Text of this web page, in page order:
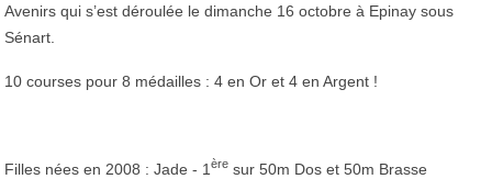
Avenirs qui s’est déroulée le dimanche 16 octobre à Epinay sous
Sénart.
10 courses pour 8 médailles : 4 en Or et 4 en Argent !
Filles nées en 2008 : Jade - 1 ère sur 50m Dos et 50m Brasse